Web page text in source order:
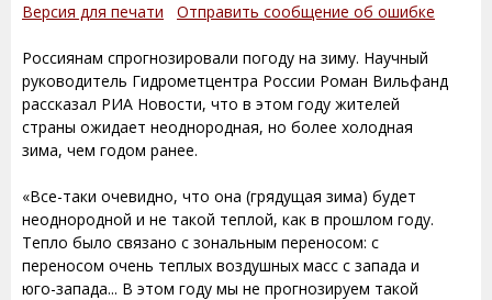
Версия для печати Отправить сообщение об ошибке
Россиянам спрогнозировали погоду на зиму. Научный
руководитель Гидрометцентра России Роман Вильфанд
рассказал РИА Новости, что в этом году жителей
страны ожидает неоднородная, но более холодная
зима, чем годом ранее.
«Все-таки очевидно, что она (грядущая зима) будет
неоднородной и не такой теплой, как в прошлом году.
Тепло было связано с зональным переносом: с
переносом очень теплых воздушных масс с запада и
юго-запада... В этом году мы не прогнозируем такой